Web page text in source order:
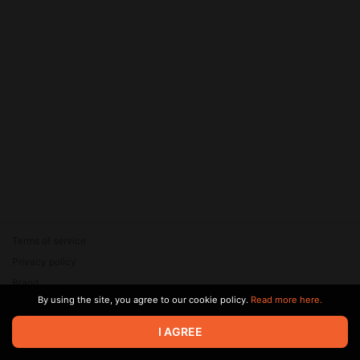
© 2026 Zaya Solutions Limited. All rights reserved. All trademarks
are the property of their respective owners.
Brand
SupportBy using the site, you agree to our cookie policy. Read more here.
I AGREE